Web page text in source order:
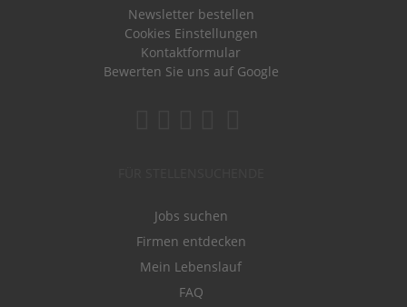
Newsletter bestellen
Cookies Einstellungen
Kontaktformular
Bewerten Sie uns auf Google
Jobs suchen
Firmen entdecken
Mein Lebenslauf
FAQ